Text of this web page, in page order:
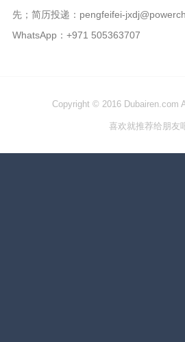
先；简历投递：pengfeifei-
WhatsApp：+971 505363707
Copyright © 2016 Dubairen.com
喜欢就推荐给朋友